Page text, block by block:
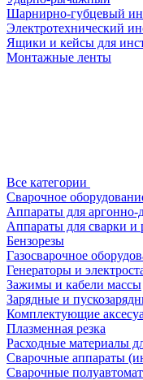
Шарнирно-губцевый
Электротехнический
Ящики и кейсы для
Монтажные ленты
Все категории
Сварочное
Аппараты для аргонно-
Аппараты для сварки и
Бензорезы
Газосварочное
Генераторы и
Зажимы и кабели массы
Зарядные и
Комплектующие
Плазменная резка
Расходные материалы
Сварочные аппараты
Сварочные